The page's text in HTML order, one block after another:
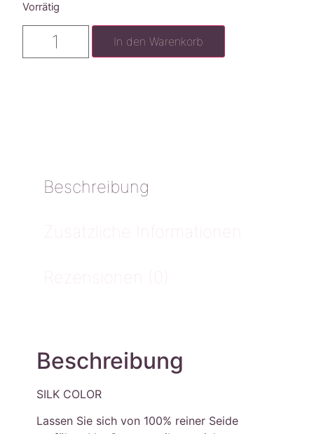
Vorrätig
In den Warenkorb
Beschreibung
Zusätzliche Informationen
Beschreibung
SILK COLOR
Lassen Sie sich von 100% reiner Seide